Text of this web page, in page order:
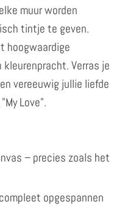
muur worden
tintje te geven.
hoogwaardige
Verras je
vereeuwig jullie liefde
Love".
– precies zoals het
opgespannen